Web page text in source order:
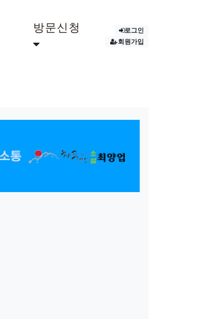
방문신청
로그인
회원가입